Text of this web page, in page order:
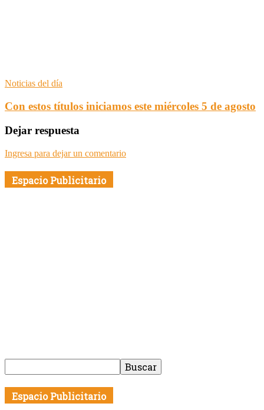
Noticias del día
Con estos títulos iniciamos este miércoles 5 de agosto
Dejar respuesta
Ingresa para dejar un comentario
Espacio Publicitario
Espacio Publicitario